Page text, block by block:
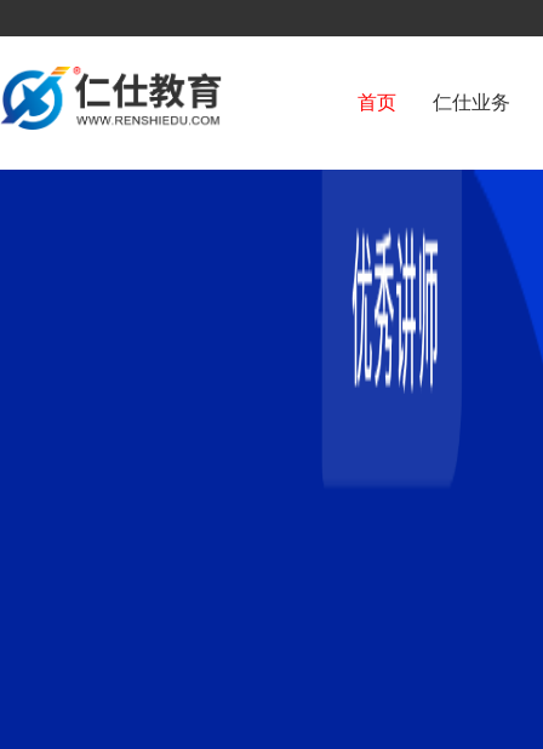
首页 仁仕业务